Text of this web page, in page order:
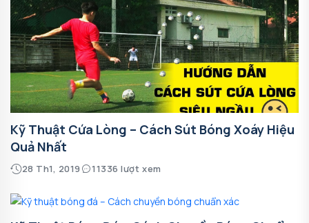
Kỹ Thuật Cứa Lòng – Cách Sút Bóng Xoáy Hiệu
Quả Nhất
28 Th1, 2019 11336 lượt xem